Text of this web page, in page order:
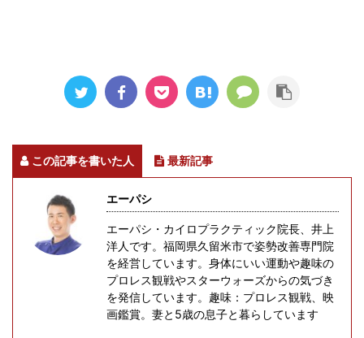
この記事を書いた人 最新記事
エーパシ
エーパシ・カイロプラクティック院長、井上
洋人です。福岡県久留米市で姿勢改善専門院
を経営しています。身体にいい運動や趣味の
プロレス観戦やスターウォーズからの気づき
を発信しています。趣味：プロレス観戦、映
画鑑賞。妻と5歳の息子と暮らしています